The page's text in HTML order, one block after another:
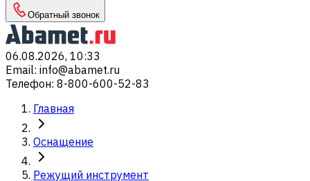
Обратный звонок
06.08.2026, 10:33
Email: info@abamet.ru
Телефон: 8-800-600-52-83
Главная
Оснащение
Режущий инструмент